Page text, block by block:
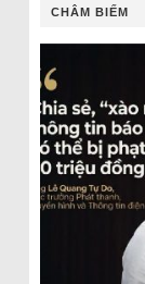
CHÂM BIẾM